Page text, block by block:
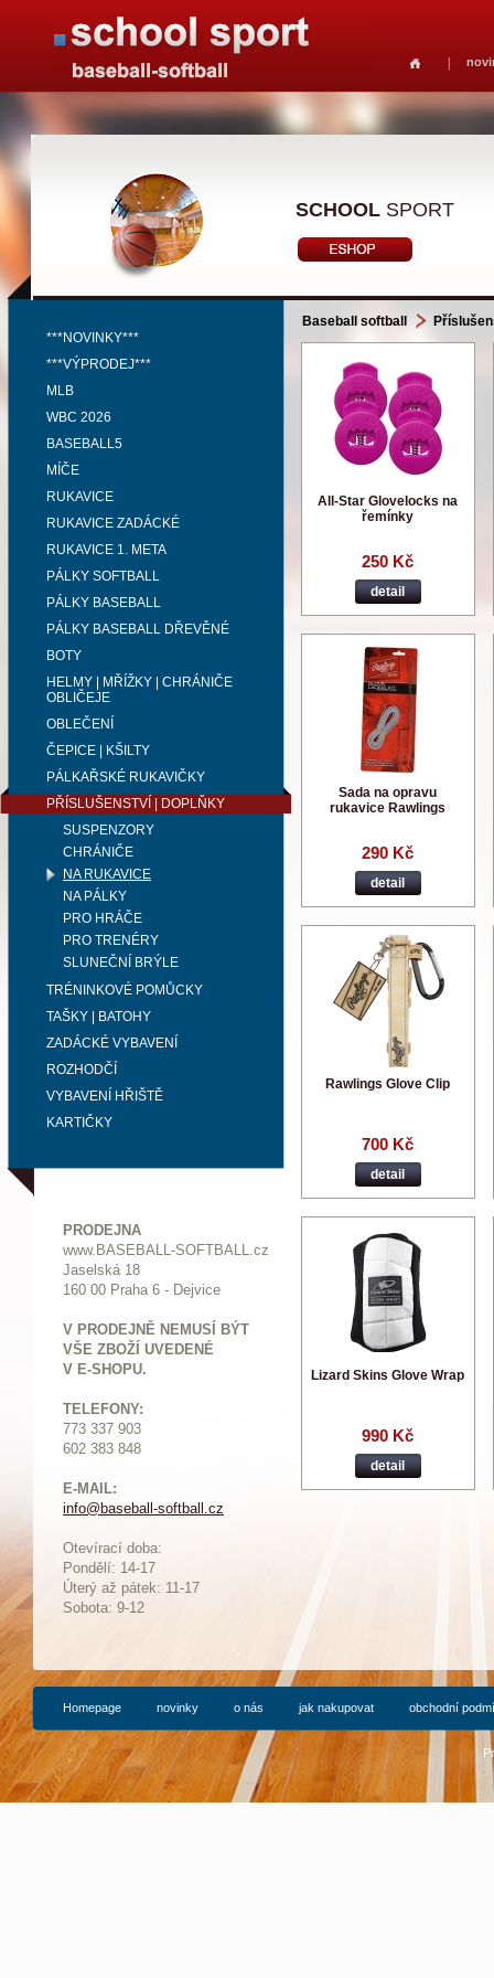
SCHOOL SPORT
***NOVINKY***
***VÝPRODEJ***
MLB
WBC 2026
BASEBALL5
MÍČE
RUKAVICE
RUKAVICE ZADÁCKÉ
RUKAVICE 1. META
PÁLKY SOFTBALL
PÁLKY BASEBALL
PÁLKY BASEBALL DŘEVĚNÉ
BOTY
HELMY | MŘÍŽKY | CHRÁNIČE
OBLIČEJE
OBLEČENÍ
ČEPICE | KŠILTY
PÁLKAŘSKÉ RUKAVIČKY
PŘÍSLUŠENSTVÍ | DOPLŇKY
SUSPENZORY
CHRÁNIČE
NA RUKAVICE
NA PÁLKY
PRO HRÁČE
PRO TRENÉRY
SLUNEČNÍ BRÝLE
TRÉNINKOVÉ POMŮCKY
TAŠKY | BATOHY
ZADÁCKÉ VYBAVENÍ
ROZHODČÍ
VYBAVENÍ HŘIŠTĚ
KARTIČKY
PRODEJNA
www.BASEBALL-SOFTBALL.cz
Jaselská 18
160 00 Praha 6 - Dejvice
V PRODEJNĚ NEMUSÍ BÝT
VŠE ZBOŽÍ UVEDENÉ
V E-SHOPU.
TELEFONY:
773 337 903
602 383 848
E-MAIL:
info@baseball-softball.cz
Otevírací doba:
Pondělí: 14-17
Úterý až pátek: 11-17
Sobota: 9-12
Baseball softball
All-Star Glovelocks na
řemínky
250 Kč
detail
Sada na opravu
rukavice Rawlings
290 Kč
detail
Rawlings Glove Clip
700 Kč
detail
Lizard Skins Glove Wrap
990 Kč
detail
Homepage novinky o nás jak nakupovat obchodní